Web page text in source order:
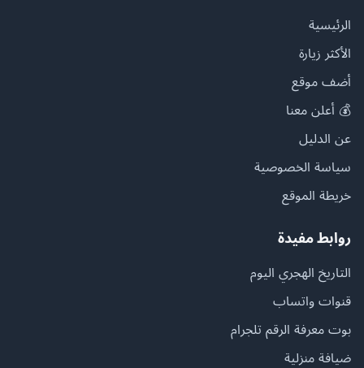
الرئيسية
الأكثر زيارة
أضف موقع
💰 أعلن معنا
عن الدليل
سياسة الخصوصية
خريطة الموقع
روابط مفيدة
التاريخ الهجري اليوم
قنوات واتساب
بوت معرفة الرقم تلجرام
ضيافة منزلية